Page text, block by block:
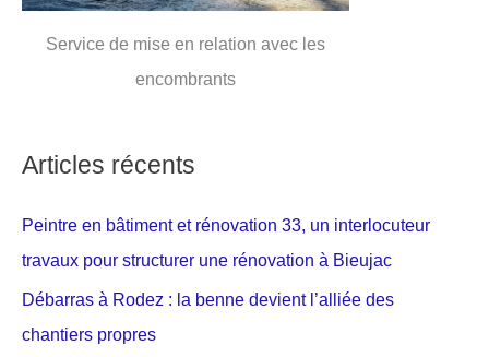
Service de mise en relation avec les
encombrants
Articles récents
Peintre en bâtiment et rénovation 33, un interlocuteur
travaux pour structurer une rénovation à Bieujac
Débarras à Rodez : la benne devient l’alliée des
chantiers propres